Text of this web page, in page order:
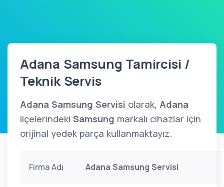
Adana Samsung Tamircisi /
Teknik Servis
Adana Samsung Servisi olarak, Adana
ilçelerindeki Samsung markalı cihazlar için
orijinal yedek parça kullanmaktayız.
Firma Adı Adana Samsung Servisi